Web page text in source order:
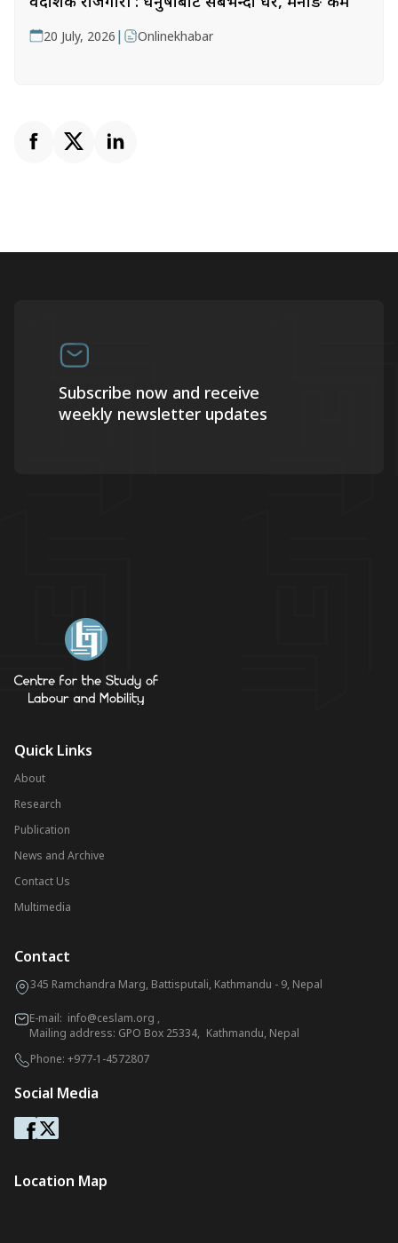
20 July, 2026 | Onlinekhabar
Subscribe now and receive
weekly newsletter updates
Quick Links
About
Research
Publication
News and Archive
Contact Us
Multimedia
Contact
345 Ramchandra Marg, Battisputali, Kathmandu - 9, Nepal
E-mail: info@ceslam.org ,
Mailing address: GPO Box 25334, Kathmandu, Nepal
Phone: +977-1-4572807
Social Media
Location Map